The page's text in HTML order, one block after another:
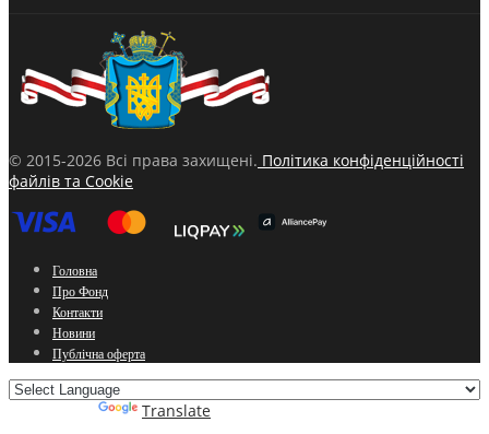
© 2015-2026 Всі права захищені. Політика конфіденційності
файлів та Cookie
Головна
Про Фонд
Контакти
Новини
Публічна оферта
Translate